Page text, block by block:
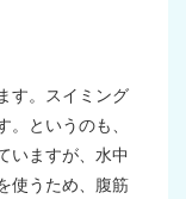
す。スイミング
というのも、
いますが、水中
使うため、腹筋